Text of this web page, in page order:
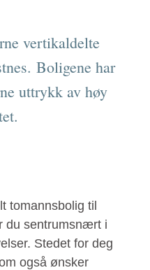
vertikaldelte
Boligene har
uttrykk av høy
tomannsbolig til
du sentrumsnært i
Stedet for deg
også ønsker